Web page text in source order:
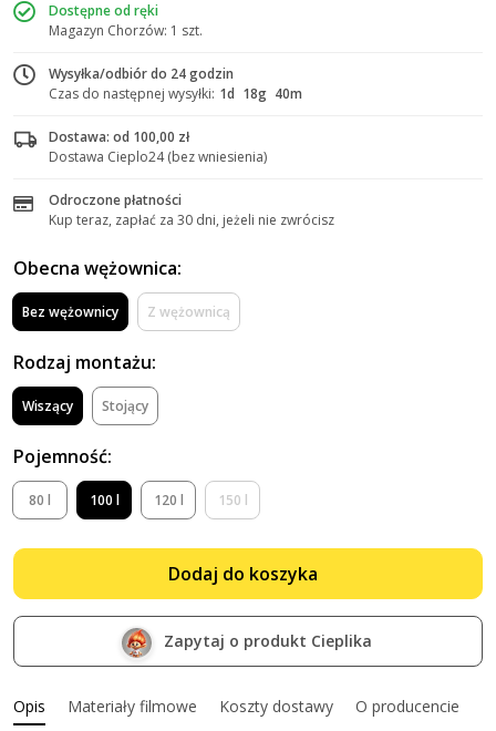
Dostępne od ręki
Magazyn Chorzów: 1 szt.
Wysyłka/odbiór do 24 godzin
Czas do następnej wysyłki: 1d 18g 40m
Dostawa: od 100,00 zł
Dostawa Cieplo24 (bez wniesienia)
Odroczone płatności
Kup teraz, zapłać za 30 dni, jeżeli nie zwrócisz
Obecna wężownica:
Bez wężownicy Z wężownicą
Rodzaj montażu:
Wiszący Stojący
Pojemność:
80 l 100 l 120 l 150 l
Dodaj do koszyka
Zapytaj o produkt Cieplika
Opis Materiały filmowe Koszty dostawy
O producencie